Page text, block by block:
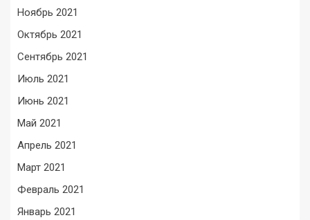
Ноябрь 2021
Октябрь 2021
Сентябрь 2021
Июль 2021
Июнь 2021
Май 2021
Апрель 2021
Март 2021
Февраль 2021
Январь 2021